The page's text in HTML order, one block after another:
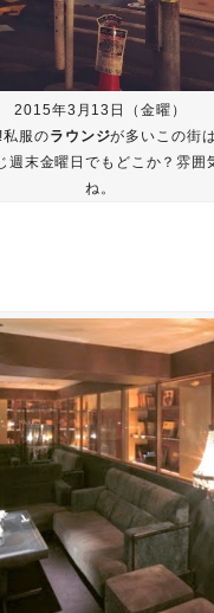
2015年3月13日（金曜）
服のラウンジが多いこの街
週末金曜日でもどこか？雰囲
ね。